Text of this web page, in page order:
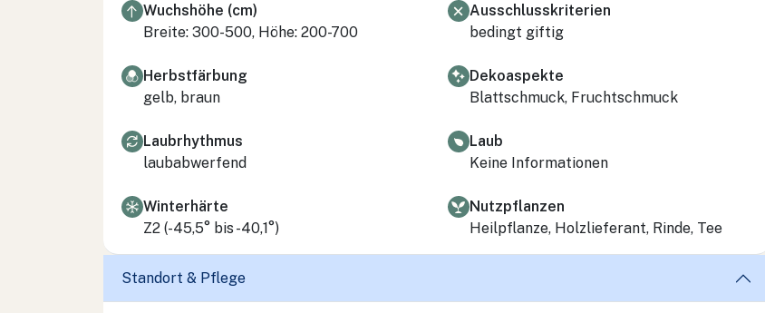
Wuchshöhe (cm)
Breite: 300-500, Höhe: 200-700
Ausschlusskriterien
bedingt giftig
Herbstfärbung
gelb, braun
Dekoaspekte
Blattschmuck, Fruchtschmuck
Laubrhythmus
laubabwerfend
Laub
Keine Informationen
Winterhärte
Z2 (-45,5° bis -40,1°)
Nutzpflanzen
Heilpflanze, Holzlieferant, Rinde, Tee
Standort & Pflege